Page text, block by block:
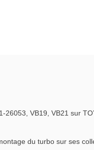
VB19, VB21 sur
du turbo sur ses